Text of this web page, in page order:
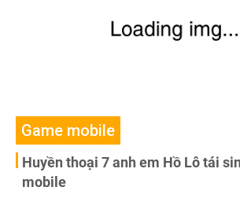
Game mobile
Huyền thoại 7 anh em Hồ Lô tái
mobile